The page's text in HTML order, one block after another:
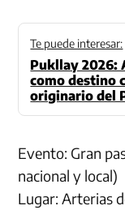
Te puede interesar:
Pukllay 2026:
como destino
originario del
Evento: Gran
nacional y local)
Lugar: Arterias